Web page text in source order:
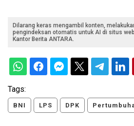
Dilarang keras mengambil konten,
pengindeksan otomatis untuk AI di situs
Kantor Berita ANTARA.
Tags:
BNI LPS DPK